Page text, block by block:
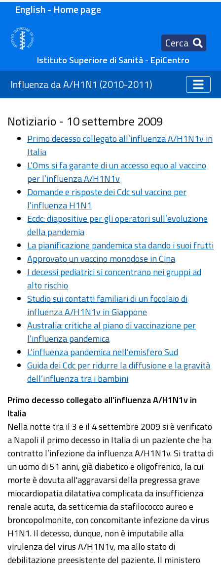
English - Home page
Cerca
Istituto Superiore di Sanità - EpiCentro
Influenza da A/H1N1 (2010-2011)
Notiziario - 10 settembre 2009
Primo decesso collegato all’influenza A/H1N1v in
Italia
L’Oms si fa garante di un accesso equo al vaccino
per l’influenza A/H1N1v
Domande e risposte dei Cdc sul vaccino per
l’influenza H1N1
Ecdc: diapositive per gli operatori sull’evoluzione
della pandemia
La pianificazione pandemica sta dando i suoi frutti
Approvato un vaccino monodose in Cina
I decessi pediatrici si concentrano nei gruppi ad
alto rischio
Studio sui contatti familiari di un focolaio di
influenza A/H1N1v in Giappone
Australia: critiche al piano di vaccinazione per
l’influenza pandemica
L’influenza pandemica nell’emisfero Sud
Guida dei Cdc per ridurre la diffusione e la gravità
dell’influenza tra i bambini
Primo decesso collegato all’influenza A/H1N1v in
Italia
Nella notte tra il 3 e il 4 settembre 2009 si è verificato
a Napoli il primo decesso in Italia di un paziente che ha
contratto l’infezione da influenza A/H1N1v. Si tratta di
un uomo di 51 anni, già diabetico e oligofrenico, la cui
morte è dovuta all'aggravarsi della pregressa grave
miocardiopatia dilatativa complicata da insufficienza
renale acuta, da setticemia da stafilococco aureo e
broncopolmonite, con concomitante infezione da virus
H1N1. Il decesso, dunque, non è imputabile alla
virulenza del virus A/H1N1v, ma allo stato di
debilitazione preesistente del paziente. Il ministero